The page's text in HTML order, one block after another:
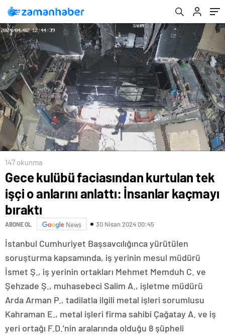
147 okunma
Gece kulübü faciasından kurtulan tek
işçi o anlarını anlattı: İnsanlar kaçmayı
bıraktı
ABONE OL News 30 Nisan 2024 00:45
İstanbul Cumhuriyet Başsavcılığınca yürütülen
soruşturma kapsamında, iş yerinin mesul müdürü
İsmet Ş., iş yerinin ortakları Mehmet Memduh C. ve
Şehzade Ş., muhasebeci Salim A., işletme müdürü
Arda Arman P., tadilatla ilgili metal işleri sorumlusu
Kahraman E., metal işleri firma sahibi Çağatay A. ve iş
yeri ortağı F.D.’nin aralarında olduğu 8 şüpheli